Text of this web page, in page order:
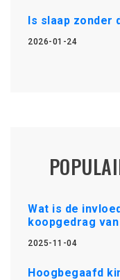
Is slaap zonder
2026-01-24
Wat is de
koopgedrag
2025-11-04
Hoogbegaafd